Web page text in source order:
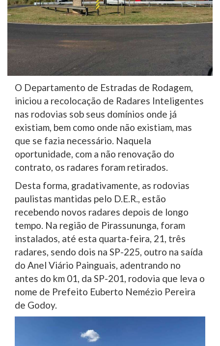
O Departamento de Estradas de Rodagem,
iniciou a recolocação de Radares Inteligentes
nas rodovias sob seus domínios onde já
existiam, bem como onde não existiam, mas
que se fazia necessário. Naquela
oportunidade, com a não renovação do
contrato, os radares foram retirados.
Desta forma, gradativamente, as rodovias
paulistas mantidas pelo D.E.R., estão
recebendo novos radares depois de longo
tempo. Na região de Pirassununga, foram
instalados, até esta quarta-feira, 21, três
radares, sendo dois na SP-225, outro na saída
do Anel Viário Painguais, adentrando no
antes do km 01, da SP-201, rodovia que leva o
nome de Prefeito Euberto Nemézio Pereira
de Godoy.